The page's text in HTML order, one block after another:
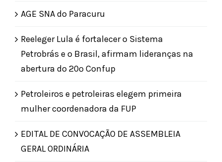
AGE SNA do Paracuru
Reeleger Lula é fortalecer o Sistema
Petrobrás e o Brasil, afirmam lideranças na
abertura do 20º Confup
Petroleiros e petroleiras elegem primeira
mulher coordenadora da FUP
EDITAL DE CONVOCAÇÃO DE ASSEMBLEIA
GERAL ORDINÁRIA